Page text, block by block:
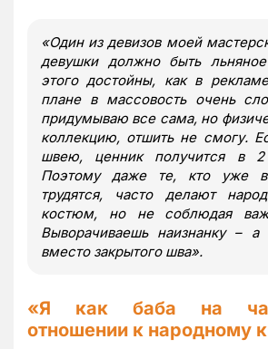
«Один из девизов моей
девушки должно быть
этого достойны, как в
плане в массовость очень
придумываю все сама, но
коллекцию, отшить не смогу.
швею, ценник получится в
Поэтому даже те, кто уже
трудятся, часто делают
костюм, но не соблюдая
Выворачиваешь наизнанку – а
вместо закрытого шва».
«Я как баба на
отношении к народному